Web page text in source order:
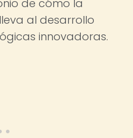
de cómo la
al desarrollo
innovadoras.